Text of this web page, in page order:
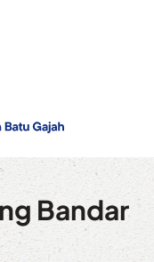
Bandar